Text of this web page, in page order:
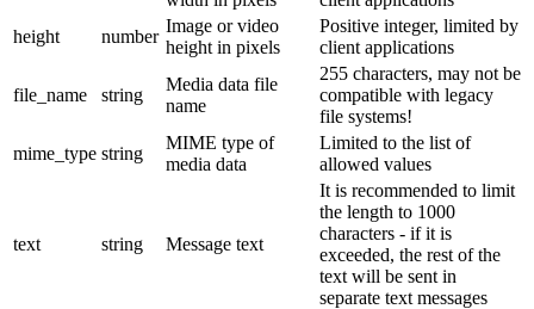
height
number
Image or video
height in pixels
Positive integer, limited by
client applications
file_name string
Media data file
name
255 characters, may not be
compatible with legacy
file systems!
mime_type string
MIME type of
media data
Limited to the list of
allowed values
text string Message text
It is recommended to limit
the length to 1000
characters - if it is
exceeded, the rest of the
text will be sent in
separate text messages